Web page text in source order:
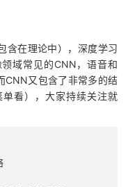
含在理论中），深度学习
域常见的CNN，语音和
CNN又包含了非常多的结
看）
，大家持续关注就